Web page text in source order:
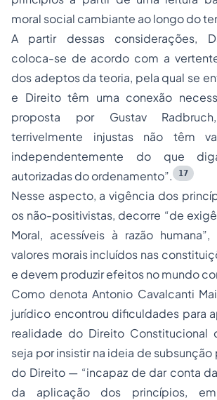
moral social cambiante ao longo do
A partir dessas considerações,
coloca-se de acordo com a
dos adeptos da teoria, pela qual se
e Direito têm uma conexão
proposta por Gustav
terrivelmente injustas não têm
independentemente do que
autorizadas do ordenamento”.
17
Nesse aspecto, a vigência dos
os não-positivistas, decorre “de
Moral, acessíveis à razão
valores morais incluídos nas
e devem produzir efeitos no mundo
Como denota Antonio Cavalcanti
jurídico encontrou dificuldades para
realidade do Direito Constitucional
seja por insistir na ideia de
do Direito — “incapaz de dar conta
da aplicação dos princípios,